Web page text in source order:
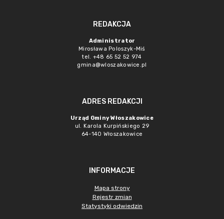
REDAKCJA
Administrator
Mirosława Poloszyk-Miś
tel. +48 65 52 52 974
gmina@wloszakowice.pl
ADRES REDAKCJI
Urząd Gminy Włoszakowice
ul. Karola Kurpińskiego 29
64-140 Włoszakowice
INFORMACJE
Mapa strony
Rejestr zmian
Statystyki odwiedzin